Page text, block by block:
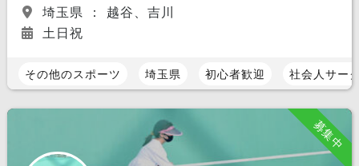
埼玉県 ： 越谷、吉川
土日祝
その他のスポーツ 埼玉県 初心者歓迎 社会人サー
募集中